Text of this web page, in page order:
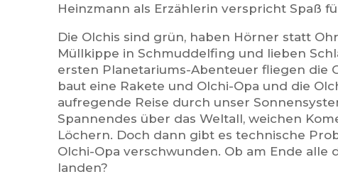
Heinzmann als Erzählerin verspricht Spaß
Die Olchis sind grün, haben Hörner statt
Müllkippe in Schmuddelfing und lieben
ersten Planetariums-Abenteuer fliegen die
baut eine Rakete und Olchi-Opa und die
aufregende Reise durch unser
Spannendes über das Weltall, weichen
Löchern. Doch dann gibt es technische
Olchi-Opa verschwunden. Ob am Ende
landen?